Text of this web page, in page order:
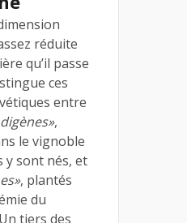
réduite
qu’il passe
ces
entre
,
le vignoble
y sont nés, et
, plantés
du
tiers des